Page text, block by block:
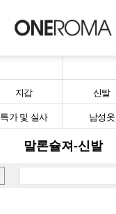
지갑 신발
특가 및 실사 남성옷
말론슐져-신발